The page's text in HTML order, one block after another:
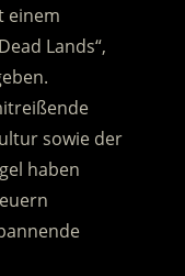
einem
Lands“,
sowie der
haben